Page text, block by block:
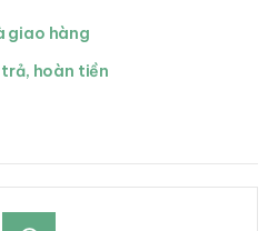
giao hàng
hoàn tiền